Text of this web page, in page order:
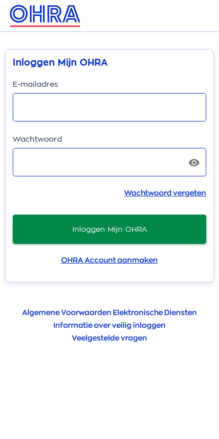
Inloggen Mijn OHRA
E-mailadres
Wachtwoord
Wachtwoord vergeten
Inloggen Mijn OHRA
OHRA Account aanmaken
Algemene Voorwaarden Elektronische Diensten
Informatie over veilig inloggen
Veelgestelde vragen